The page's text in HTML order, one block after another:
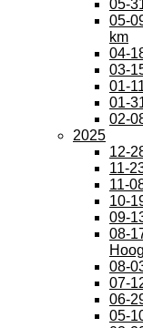
05-
05-
km
04-
03-
01-
01-
02-
2025
12-
11-
11-
10-
09-
08-
08-
07-
06-
05-